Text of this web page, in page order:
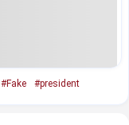
#Fake #president